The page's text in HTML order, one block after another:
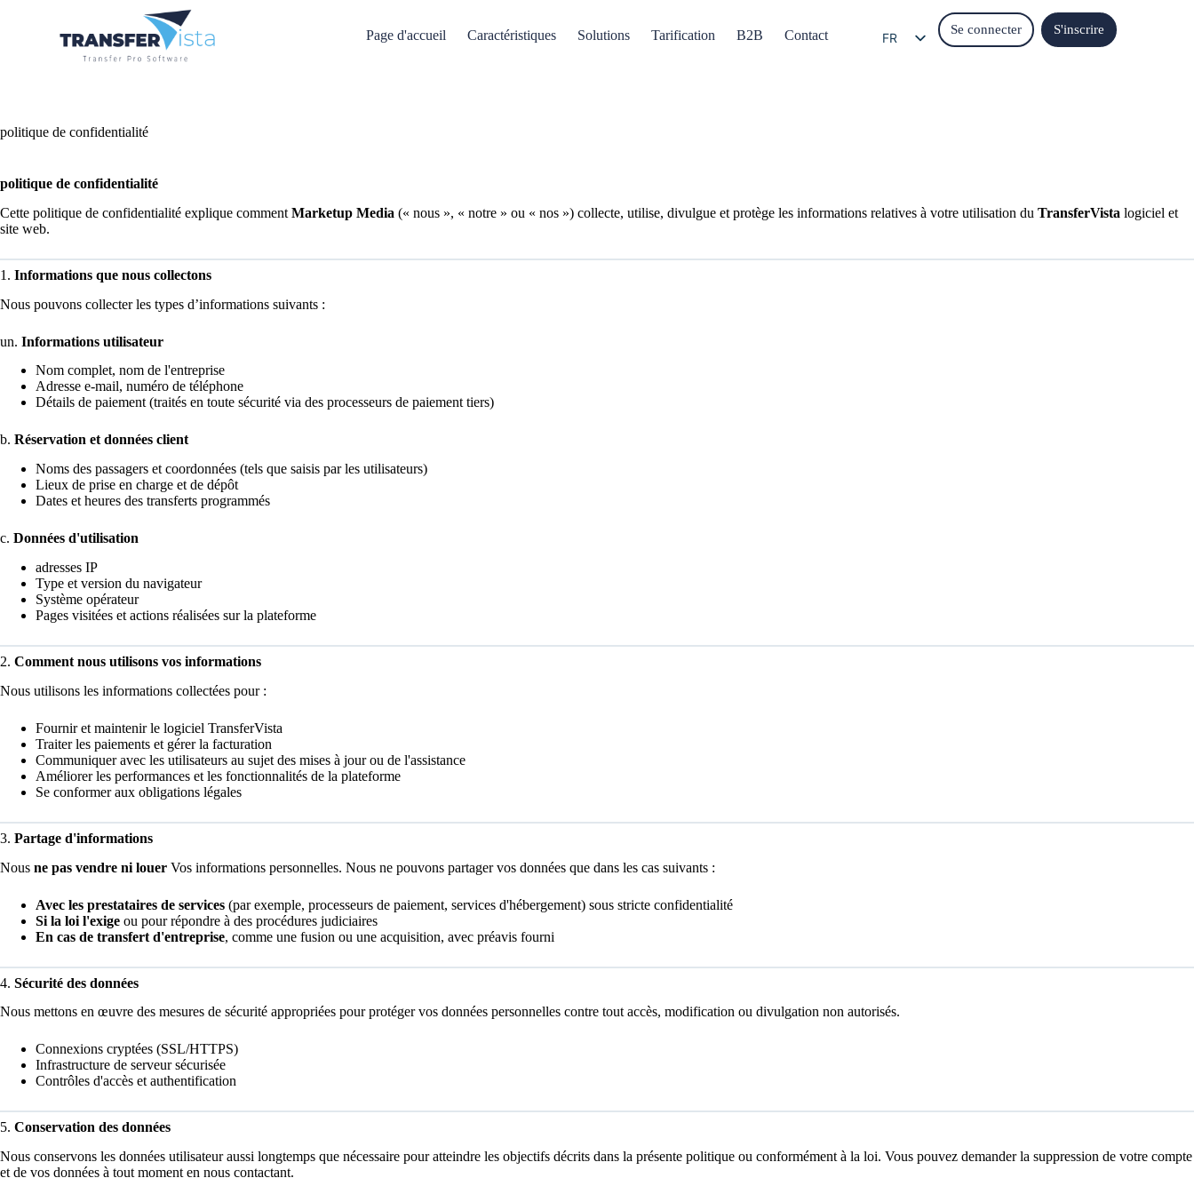
Page d'accueil Caractéristiques Solutions Tarification B2B Contact FR
Se connecter S'inscrire
politique de confidentialité
politique de confidentialité
Cette politique de confidentialité explique comment Marketup Media (« nous », « notre » ou « nos ») collecte, utilise, divulgue et protège les informations relatives à votre utilisation du TransferVista logiciel et
site web.
1. Informations que nous collectons
Nous pouvons collecter les types d’informations suivants :
un. Informations utilisateur
Nom complet, nom de l'entreprise
Adresse e-mail, numéro de téléphone
Détails de paiement (traités en toute sécurité via des processeurs de paiement tiers)
b. Réservation et données client
Noms des passagers et coordonnées (tels que saisis par les utilisateurs)
Lieux de prise en charge et de dépôt
Dates et heures des transferts programmés
c. Données d'utilisation
adresses IP
Type et version du navigateur
Système opérateur
Pages visitées et actions réalisées sur la plateforme
2. Comment nous utilisons vos informations
Nous utilisons les informations collectées pour :
Fournir et maintenir le logiciel TransferVista
Traiter les paiements et gérer la facturation
Communiquer avec les utilisateurs au sujet des mises à jour ou de l'assistance
Améliorer les performances et les fonctionnalités de la plateforme
Se conformer aux obligations légales
3. Partage d'informations
Nous ne pas vendre ni louer Vos informations personnelles. Nous ne pouvons partager vos données que dans les cas suivants :
Avec les prestataires de services (par exemple, processeurs de paiement, services d'hébergement) sous stricte confidentialité
Si la loi l'exige ou pour répondre à des procédures judiciaires
En cas de transfert d'entreprise, comme une fusion ou une acquisition, avec préavis fourni
4. Sécurité des données
Nous mettons en œuvre des mesures de sécurité appropriées pour protéger vos données personnelles contre tout accès, modification ou divulgation non autorisés.
Connexions cryptées (SSL/HTTPS)
Infrastructure de serveur sécurisée
Contrôles d'accès et authentification
5. Conservation des données
Nous conservons les données utilisateur aussi longtemps que nécessaire pour atteindre les objectifs décrits dans la présente politique ou conformément à la loi. Vous pouvez demander la suppression de votre compte
et de vos données à tout moment en nous contactant.